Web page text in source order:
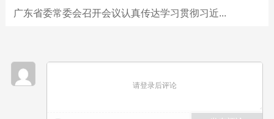
广东省委常委会召开会议认真传达学习贯彻习近...
请登录后评论